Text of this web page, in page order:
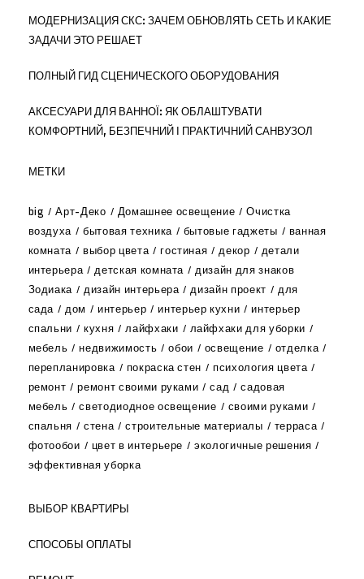
МОДЕРНИЗАЦИЯ СКС: ЗАЧЕМ ОБНОВЛЯТЬ СЕТЬ И КАКИЕ
ЗАДАЧИ ЭТО РЕШАЕТ
ПОЛНЫЙ ГИД СЦЕНИЧЕСКОГО ОБОРУДОВАНИЯ
АКСЕСУАРИ ДЛЯ ВАННОЇ: ЯК ОБЛАШТУВАТИ
КОМФОРТНИЙ, БЕЗПЕЧНИЙ І ПРАКТИЧНИЙ САНВУЗОЛ
МЕТКИ
big Арт-Деко Домашнее освещение
Очистка
воздуха
бытовая техника бытовые гаджеты
ванная
комната
выбор цвета гостиная декор
детали
интерьера
детская комната
дизайн для знаков
Зодиака
дизайн интерьера дизайн проект
для
сада
дом интерьер интерьер кухни
интерьер
спальни
кухня лайфхаки
лайфхаки для уборки
мебель
недвижимость обои освещение
отделка
перепланировка
покраска стен
психология цвета
ремонт
ремонт своими руками сад
садовая
мебель
светодиодное освещение
своими руками
спальня
стена строительные материалы
терраса
фотообои
цвет в интерьере
экологичные решения
эффективная уборка
ВЫБОР КВАРТИРЫ
СПОСОБЫ ОПЛАТЫ